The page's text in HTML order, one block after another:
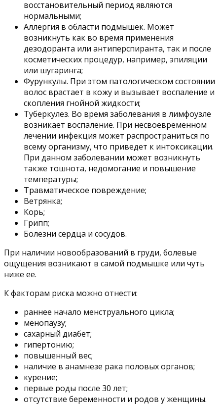
восстановительный период являются
нормальными;
Аллергия в области подмышек. Может
возникнуть как во время применения
дезодоранта или антиперспиранта, так и после
косметических процедур, например, эпиляции
или шугаринга;
Фурункулы. При этом патологическом состоянии
волос врастает в кожу и вызывает воспаление и
скопления гнойной жидкости;
Туберкулез. Во время заболевания в лимфоузле
возникает воспаление. При несвоевременном
лечении инфекция может распространиться по
всему организму, что приведет к интоксикации.
При данном заболевании может возникнуть
также тошнота, недомогание и повышение
температуры;
Травматическое повреждение;
Ветрянка;
Корь;
Грипп;
Болезни сердца и сосудов.
При наличии новообразований в груди, болевые
ощущения возникают в самой подмышке или чуть
ниже ее.
К факторам риска можно отнести:
раннее начало менструального цикла;
менопаузу;
сахарный диабет;
гипертонию;
повышенный вес;
наличие в анамнезе рака половых органов;
курение;
первые роды после 30 лет;
отсутствие беременности и родов у женщины.